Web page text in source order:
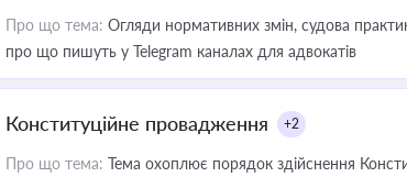
Про що тема: Огляди нормативних змін, судова
про що пишуть у Telegram каналах для адвокатів
Конституційне провадження +2
Про що тема: Тема охоплює порядок здійснення